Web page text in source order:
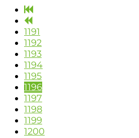
1191
1192
1193
1194
1195
1196
1197
1198
1199
1200